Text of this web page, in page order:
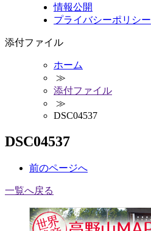
情報公開
プライバシーポリシー
添付ファイル
ホーム
≫
添付ファイル
≫
DSC04537
DSC04537
前のページへ
一覧へ戻る